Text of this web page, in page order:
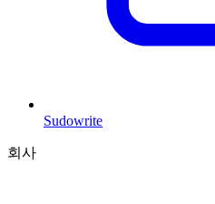
Sudowrite
회사